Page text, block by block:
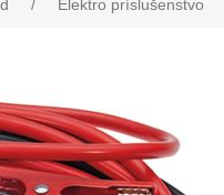
/ Elektro príslušenstvo